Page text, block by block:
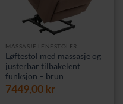
MASSASJE LENESTOLER
Løftestol med massasje og
justerbar tilbakelent
funksjon – brun
7449,00kr